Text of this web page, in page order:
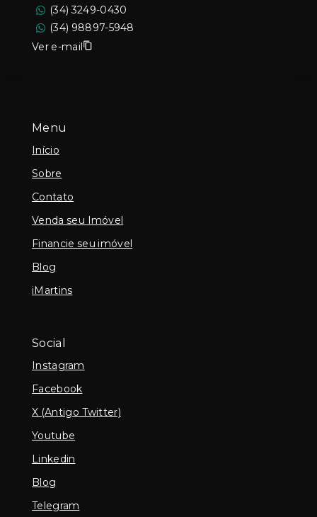
Menu
Início
Sobre
Contato
Venda seu Imóvel
Financie seu imóvel
Blog
iMartins
Social
Instagram
Facebook
X (Antigo Twitter)
Youtube
Linkedin
Blog
Telegram
(34) 3249-0430
(34) 98897-5948
Ver e-mail